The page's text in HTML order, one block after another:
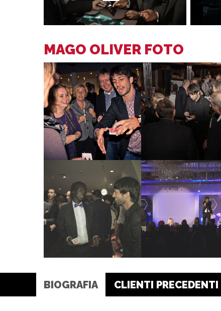
MAGO OLIVER FOTO
BIOGRAFIA CLIENTI PRECEDENTI